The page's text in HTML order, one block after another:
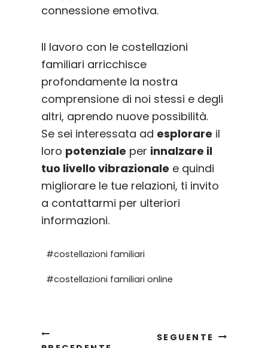
connessione emotiva.
Il lavoro con le costellazioni
familiari arricchisce
profondamente la nostra
comprensione di noi stessi e degli
altri, aprendo nuove possibilità.
Se sei interessata ad esplorare il
loro potenziale per innalzare il
tuo livello vibrazionale e quindi
migliorare le tue relazioni, ti invito
a contattarmi per ulteriori
informazioni.
Tag
#costellazioni familiari
#costellazioni familiari online
SEGUENTE